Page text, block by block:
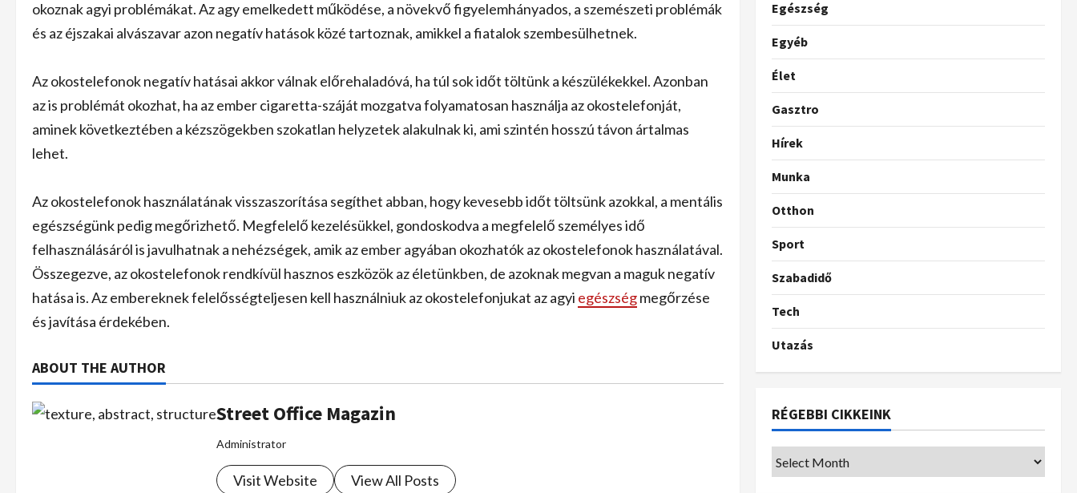
okoznak agyi problémákat. Az agy emelkedett működése, a növekvő figyelemhányados, a szemészeti problémák
és az éjszakai alvászavar azon negatív hatások közé tartoznak, amikkel a fiatalok szembesülhetnek.
Az okostelefonok negatív hatásai akkor válnak előrehaladóvá, ha túl sok időt töltünk a készülékekkel. Azonban
az is problémát okozhat, ha az ember cigaretta-száját mozgatva folyamatosan használja az okostelefonját,
aminek következtében a kézszögekben szokatlan helyzetek alakulnak ki, ami szintén hosszú távon ártalmas
lehet.
Az okostelefonok használatának visszaszorítása segíthet abban, hogy kevesebb időt töltsünk azokkal, a mentális
egészségünk pedig megőrizhető. Megfelelő kezelésükkel, gondoskodva a megfelelő személyes idő
felhasználásáról is javulhatnak a nehézségek, amik az ember agyában okozhatók az okostelefonok használatával.
Összegezve, az okostelefonok rendkívül hasznos eszközök az életünkben, de azoknak megvan a maguk negatív
hatása is. Az embereknek felelősségteljesen kell használniuk az okostelefonjukat az agyi egészségmegőrzése
és javítása érdekében.
ABOUT THE AUTHOR
Street Office Magazin
Administrator
Visit Website View All Posts
Egészség
Egyéb
Élet
Gasztro
Hírek
Munka
Otthon
Sport
Szabadidő
Tech
Utazás
RÉGEBBI CIKKEINK